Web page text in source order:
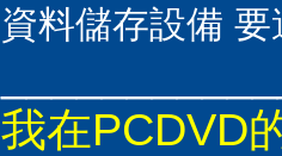
資料儲存設備
我在PCDVD